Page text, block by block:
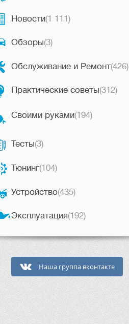
Новости(1 111)
Обзоры(3)
Обслуживание и Ремонт(426)
Практические советы(312)
Своими руками(194)
Тесты(3)
Тюнинг(104)
Устройство(435)
Эксплуатация(192)
Наша группа вконтакте